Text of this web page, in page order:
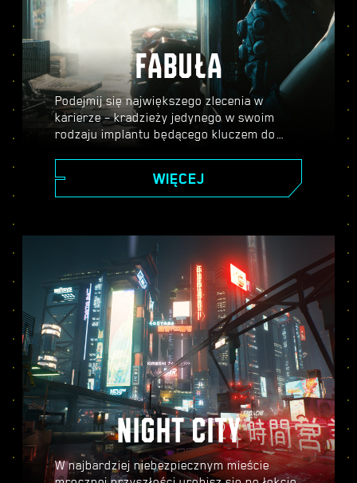
FABUŁA
Podejmij się największego zlecenia w
karierze – kradzieży jedynego w swoim
rodzaju implantu będącego kluczem do
historię kształtują twoje decyzje. Wykonuj
różne zadania, by piąć się po szczeblach
implantu, który każdy chce dostać w swoje
WIĘCEJ
NIGHT CITY
W najbardziej niebezpiecznym mieście